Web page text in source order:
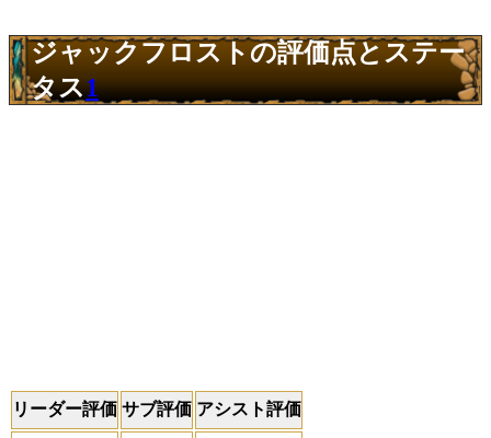
ジャックフロストの評価点とステー
タス1
リーダー評価 サブ評価 アシスト評価